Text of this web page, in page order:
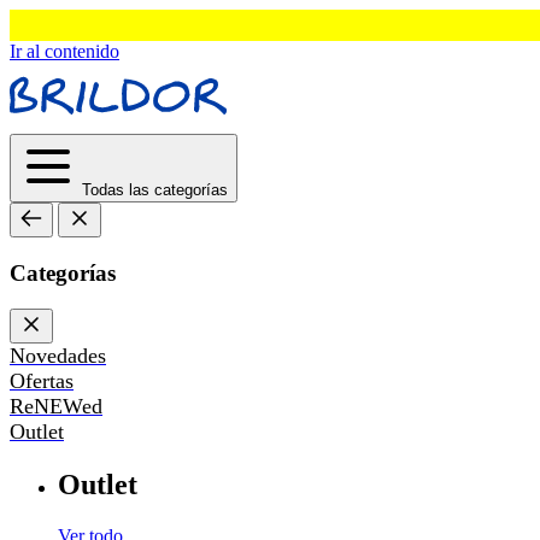
Ir al contenido
Todas las categorías
Categorías
Novedades
Ofertas
ReNEWed
Outlet
Outlet